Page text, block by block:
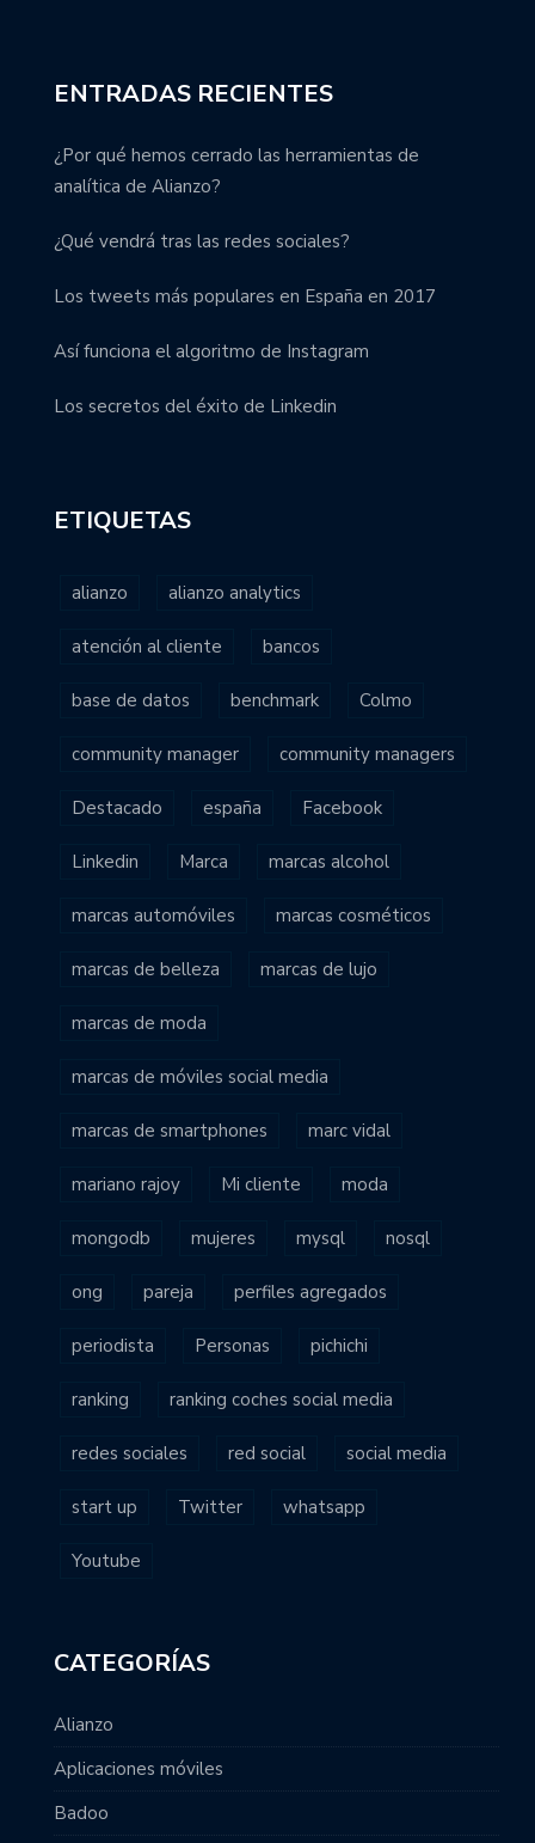
ENTRADAS RECIENTES
¿Por qué hemos cerrado las herramientas de
analítica de Alianzo?
¿Qué vendrá tras las redes sociales?
Los tweets más populares en España en 2017
Así funciona el algoritmo de Instagram
Los secretos del éxito de Linkedin
ETIQUETAS
alianzo alianzo analytics
atención al cliente bancos
base de datos benchmark Colmo
community manager community managers
Destacado españa Facebook
Linkedin Marca marcas alcohol
marcas automóviles marcas cosméticos
marcas de belleza marcas de lujo
marcas de moda
marcas de móviles social media
marcas de smartphones marc vidal
mariano rajoy Mi cliente moda
mongodb mujeres mysql nosql
ong pareja perfiles agregados
periodista Personas pichichi
ranking ranking coches social media
redes sociales red social social media
start up Twitter whatsapp
Youtube
CATEGORÍAS
Alianzo
Aplicaciones móviles
Badoo